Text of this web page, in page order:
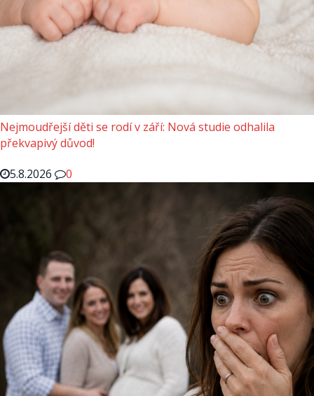
Nejmoudřejší děti se rodí v září: Nová studie odhalila
překvapivý důvod!
5.8.2026
0